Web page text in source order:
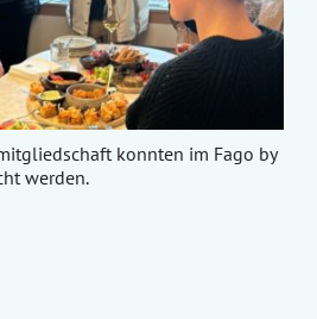
konnten im Fago by
werden.